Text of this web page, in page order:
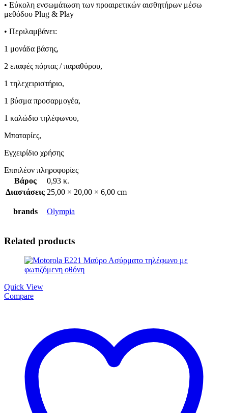
• Εύκολη ενσωμάτωση των προαιρετικών αισθητήρων μέσω
μεθόδου Plug & Play
• Περιλαμβάνει:
1 μονάδα βάσης,
2 επαφές πόρτας / παραθύρου,
1 τηλεχειριστήριο,
1 βύσμα προσαρμογέα,
1 καλώδιο τηλέφωνου,
Μπαταρίες,
Εγχειρίδιο χρήσης
Επιπλέον πληροφορίες
Βάρος
0,93 κ.
Διαστάσεις 25,00 × 20,00 × 6,00 cm
brands Olympia
Related products
Quick View
Compare